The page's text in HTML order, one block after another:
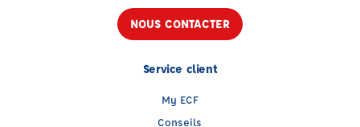
NOUS CONTACTER
Service client
My ECF
Conseils